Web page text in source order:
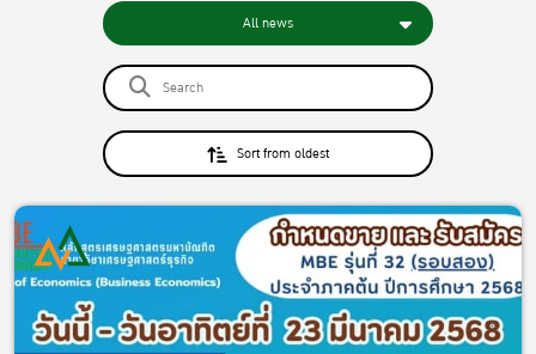
All news
Sort from oldest